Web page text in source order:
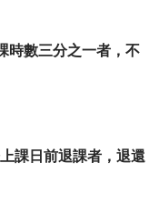
時數三分之一者，不
課日前退課者，退還